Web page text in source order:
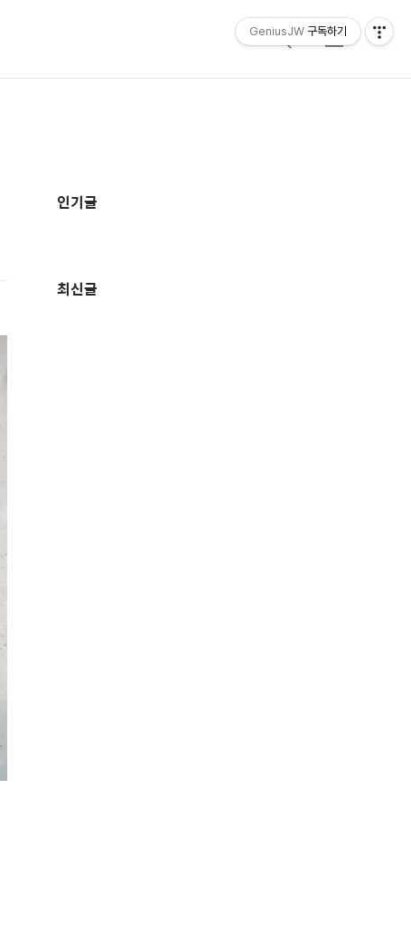
검
메
가
인기글
최신글
GeniusJW 구독하기